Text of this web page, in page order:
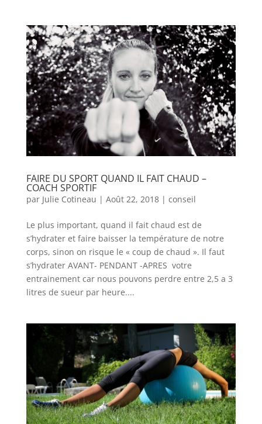
FAIRE DU SPORT QUAND IL FAIT CHAUD –
COACH SPORTIF
par Julie Cotineau | Août 22, 2018| conseil
Le plus important, quand il fait chaud est de
s’hydrater et faire baisser la température de notre
corps, sinon on risque le « coup de chaud ». Il faut
s’hydrater AVANT- PENDANT -APRES votre
entrainement car nous pouvons perdre entre 2,5 a 3
litres de sueur par heure....